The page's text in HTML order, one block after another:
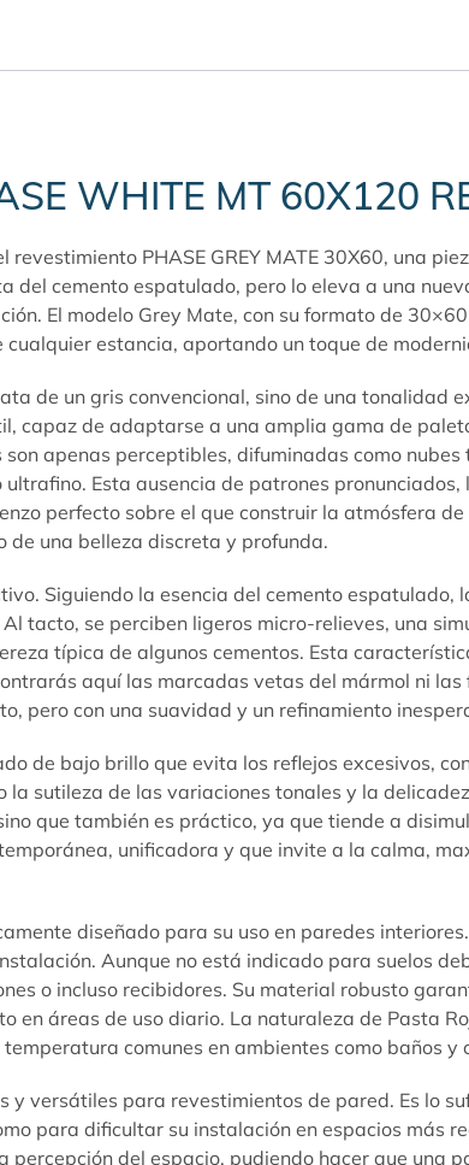
WHITE MT 60X120
PHASE GREY MATE 30X60, una
del cemento espatulado, pero lo eleva a una
El modelo Grey Mate, con su formato de
estancia, aportando un toque de
de un gris convencional, sino de una tonalidad
capaz de adaptarse a una amplia gama de
apenas perceptibles, difuminadas como
Esta ausencia de patrones
perfecto sobre el que construir la atmósfera
de una belleza discreta y profunda.
Siguiendo la esencia del cemento espatulado,
tacto, se perciben ligeros micro-relieves, una
típica de algunos cementos. Esta
aquí las marcadas vetas del mármol ni
pero con una suavidad y un refinamiento
de bajo brillo que evita los reflejos excesivos,
sutileza de las variaciones tonales y la
que también es práctico, ya que tiende a
unificadora y que invite a la calma,
diseñado para su uso en paredes
Aunque no está indicado para suelos
o incluso recibidores. Su material robusto
en áreas de uso diario. La naturaleza de Pasta
comunes en ambientes como baños y
y versátiles para revestimientos de pared. Es lo
para dificultar su instalación en espacios más
del espacio, pudiendo hacer que una